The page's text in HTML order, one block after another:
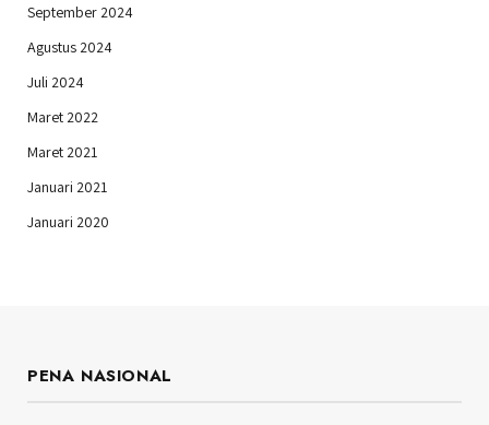
September 2024
Agustus 2024
Juli 2024
Maret 2022
Maret 2021
Januari 2021
Januari 2020
PENA NASIONAL